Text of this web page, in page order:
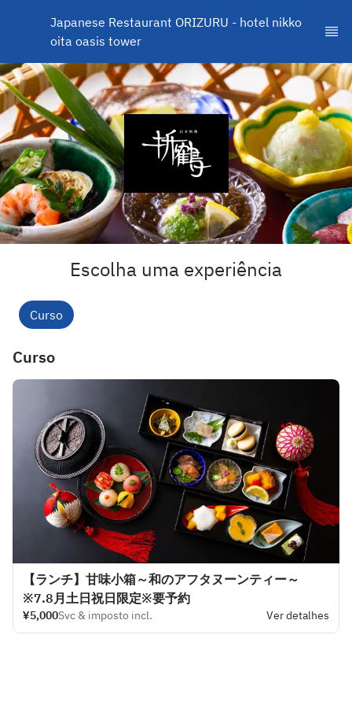
Japanese Restaurant ORIZURU - hotel nikko
oita oasis tower
Escolha uma experiência
Curso
Curso
【ランチ】甘味小箱～和のアフタヌーンティー～
※7.8月土日祝日限定※要予約
¥5,000Svc & imposto incl. Ver detalhes